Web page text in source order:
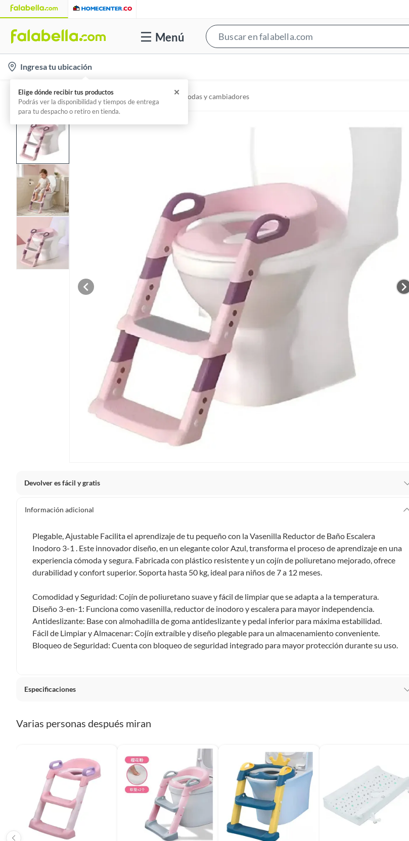
Menú
e
Ingresa tu ubicación
Elige dónde recibir tus productos
Podrás ver la disponibilidad y tiempos de entrega
para tu despacho o retiro en tienda.
✕
Home Mundo Bebé - Dormitorio Bebé Cómodas y cambiadores
Devolver es fácil y gratis
clientes cuentas con garantías y derechos que puedes ejercer si necesitas hacer una devolución.
De conformidad con lo establecido en el artículo 47 de la Ley 1480 de 2011 en armonía con el artículo 3 de la Ley
2439 de 2024, el término para que el cliente ejerza su derecho de retracto será de cinco (5) días hábiles contados
a partir de la recepción del producto, adicional el producto deberá estar en las mismas condiciones de la entrega;
esto es, en su caja original, con los sellos y sin uso.
Tienes 30 días calendariodesde que recibes el producto para pedir su devolución. Ten en cuenta que hay productos de
ciertas categorías no se pueden devolver si cambias de opinión:
Ten en cuenta que hay productos de ciertas categorías no se pueden devolver si cambias de opinión:Productos de uso
personal, alimentos, bebidas, suplementos, medicamentos, vitaminas, intangibles, licencias, eléctricos, electrodomésticos,
electrónicos, tecnología, colchones, muebles y máquinas deportivas.
Información adicional
Plegable, Ajustable Facilita el aprendizaje de tu pequeño con la Vasenilla Reductor de Baño Escalera
Inodoro 3-1 . Este innovador diseño, en un elegante color Azul, transforma el proceso de aprendizaje en una
experiencia cómoda y segura. Fabricada con plástico resistente y un cojín de poliuretano mejorado, ofrece
durabilidad y confort superior. Soporta hasta 50 kg, ideal para niños de 7 a 12 meses.
Comodidad y Seguridad: Cojín de poliuretano suave y fácil de limpiar que se adapta a la temperatura.
Diseño 3-en-1: Funciona como vasenilla, reductor de inodoro y escalera para mayor independencia.
Antideslizante: Base con almohadilla de goma antideslizante y pedal inferior para máxima estabilidad.
Fácil de Limpiar y Almacenar: Cojín extraíble y diseño plegable para un almacenamiento conveniente.
Bloqueo de Seguridad: Cuenta con bloqueo de seguridad integrado para mayor protección durante su uso.
Especificaciones
la tiendita del bebe importadora
Cuidado del producto revisar bajo supervicion de un adulto responsable
Modo de fabricación Industrial
Varias personas después miran